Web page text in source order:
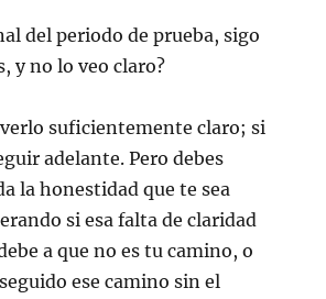
del periodo de prueba, sigo
y no lo veo claro?
suficientemente claro; si
adelante. Pero debes
la honestidad que te sea
si esa falta de claridad
a que no es tu camino, o
ese camino sin el